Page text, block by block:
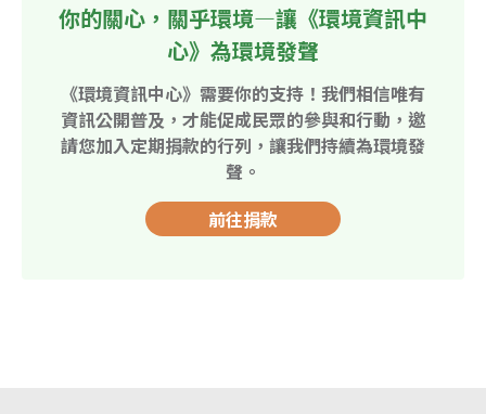
你的關心，關乎環境—讓《環境資訊中
心》為環境發聲
《環境資訊中心》需要你的支持！我們相信唯有
資訊公開普及，才能促成民眾的參與和行動，邀
請您加入定期捐款的行列，讓我們持續為環境發
聲。
前往捐款